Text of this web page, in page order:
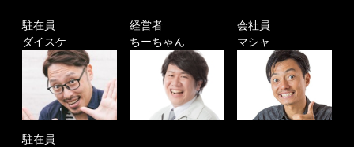
駐在員
ダイスケ
経営者
ちーちゃん
会社員
マシャ
駐在員